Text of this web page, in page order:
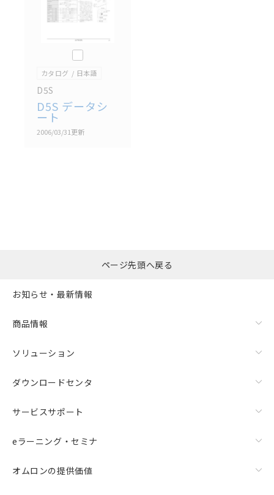
このカタログを選択
カタログ 日本語
D5S
D5S データシ
ート
2006/03/31更新
括ダウンロード
ページ先頭へ戻る
お知らせ・最新情報
商品情報
ソリューション
ダウンロードセンタ
サービスサポート
eラーニング・セミナ
オムロンの提供価値